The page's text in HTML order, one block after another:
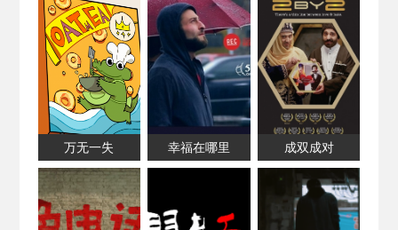
万无一失 幸福在哪里 成双成对